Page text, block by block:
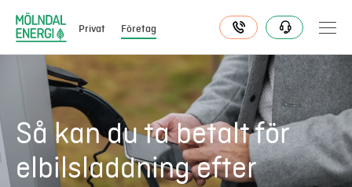
Privat Företag
Elavtal
Elnät
Så kan du ta betalt för
elbilsladdning efter